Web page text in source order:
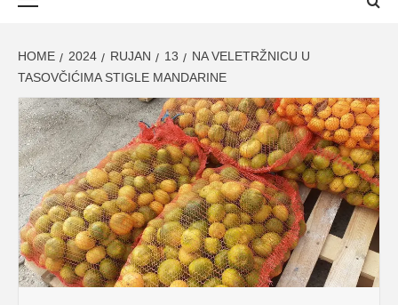
HOME 2024 RUJAN 13
NA VELETRŽNICU U
TASOVČIĆIMA STIGLE MANDARINE